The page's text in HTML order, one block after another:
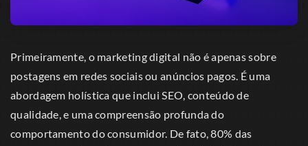
Primeiramente, o marketing digital não é apenas sobre
postagens em redes sociais ou anúncios pagos. É uma
abordagem holística que inclui SEO, conteúdo de
qualidade, e uma compreensão profunda do
comportamento do consumidor. De fato, 80% das